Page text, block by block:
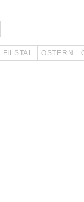
OSTERN